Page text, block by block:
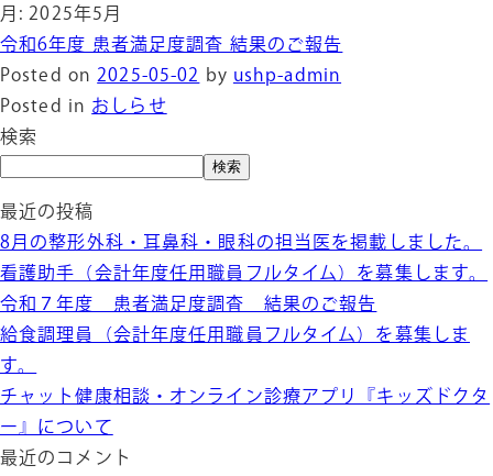
月:2025年5月
令和6年度 患者満足度調査 結果のご報告
Posted on2025-05-02byushp-admin
Posted inおしらせ
検索
検索
最近の投稿
8月の整形外科・耳鼻科・眼科の担当医を掲載しました。
看護助手（会計年度任用職員フルタイム）を募集します。
令和７年度 患者満足度調査 結果のご報告
給食調理員（会計年度任用職員フルタイム）を募集しま
す。
チャット健康相談・オンライン診療アプリ『キッズドクタ
ー』について
最近のコメント